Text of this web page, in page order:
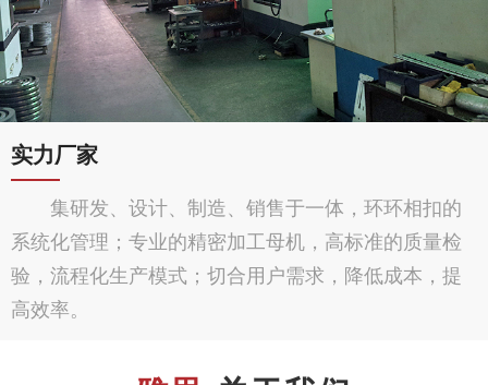
实力厂家
集研发、设计、制造、销售于一体，环环相扣的
系统化管理；专业的精密加工母机，高标准的质量检
验，流程化生产模式；切合用户需求，降低成本，提
高效率。